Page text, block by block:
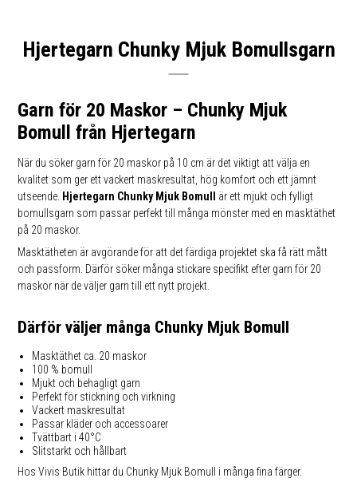
Hjertegarn Chunky Mjuk Bomullsgarn
Garn för 20 Maskor – Chunky Mjuk
Bomull från Hjertegarn
När du söker garn för 20 maskor på 10 cm är det viktigt att välja en
kvalitet som ger ett vackert maskresultat, hög komfort och ett jämnt
utseende. Hjertegarn Chunky Mjuk Bomull
är ett mjukt och fylligt
bomullsgarn som passar perfekt till många mönster med en masktäthet
på 20 maskor.
Masktätheten är avgörande för att det färdiga projektet ska få rätt mått
och passform. Därför söker många stickare specifikt efter garn för 20
maskor när de väljer garn till ett nytt projekt.
Därför väljer många Chunky Mjuk Bomull
Masktäthet ca. 20 maskor
100 % bomull
Mjukt och behagligt garn
Perfekt för stickning och virkning
Vackert maskresultat
Passar kläder och accessoarer
Tvättbart i 40°C
Slitstarkt och hållbart
Hos Vivis Butik hittar du Chunky Mjuk Bomull i många fina färger.